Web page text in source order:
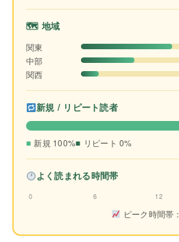
🗺 地域
関東
中部
関西
新規 / リピート読者
新規 100% リピート 0%
よく読まれる時間帯
0 6 12
ピーク時間帯：